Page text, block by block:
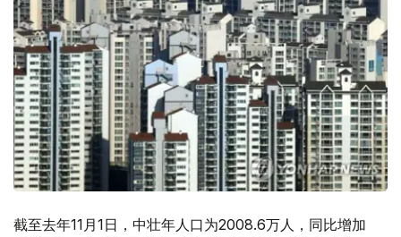
截至去年11月1日，中壮年人口为2008.6万人，同比增加